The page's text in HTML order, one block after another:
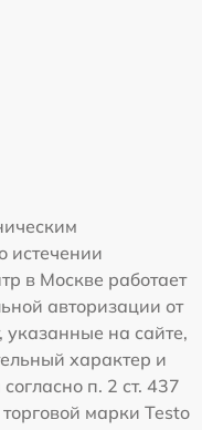
истечении
в Москве работает
авторизации от
на сайте,
характер и
п. 2 ст. 437
марки Testo